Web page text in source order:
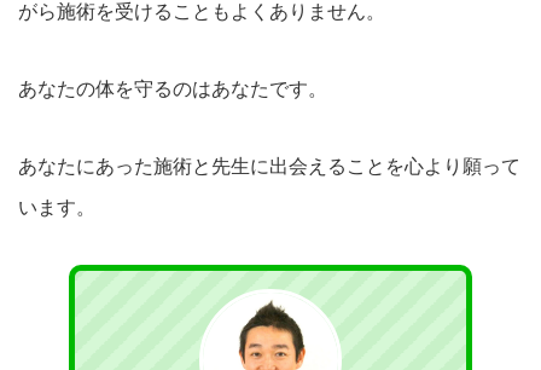
がら施術を受けることもよくありません。
あなたの体を守るのはあなたです。
あなたにあった施術と先生に出会えることを心より願って
います。